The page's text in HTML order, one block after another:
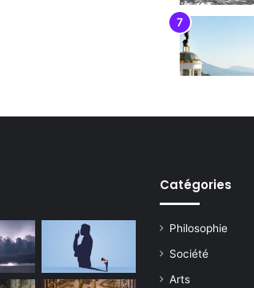
Catégories
Philosophie
Société
Arts